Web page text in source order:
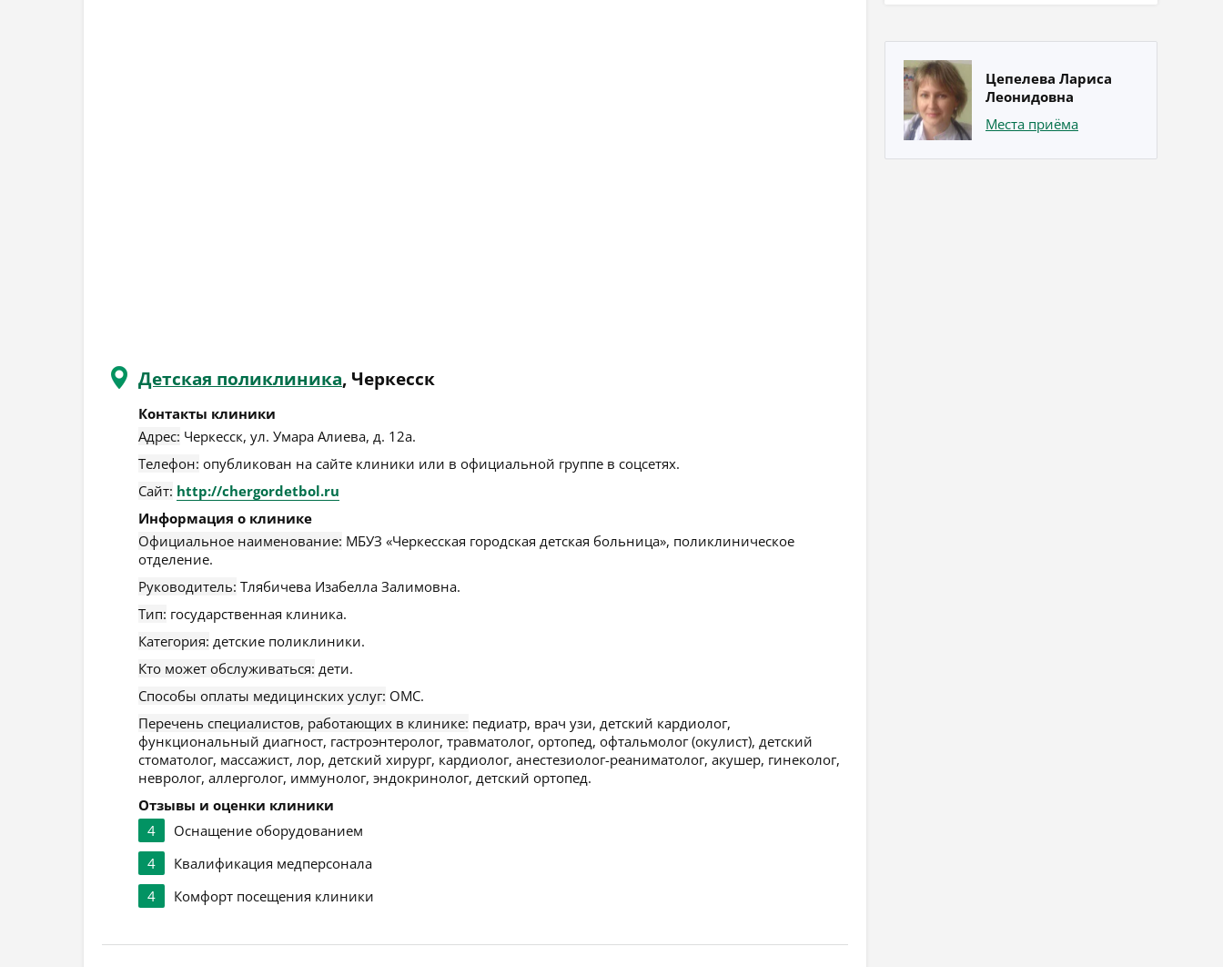
Детская поликлиника, Черкесск
Контакты клиники
Адрес: Черкесск, ул. Умара Алиева, д. 12а.
Телефон: опубликован на сайте клиники или в официальной группе в соцсетях.
Сайт: http://chergordetbol.ru
Информация о клинике
Официальное наименование: МБУЗ «Черкесская городская детская больница», поликлиническое
отделение.
Руководитель: Тлябичева Изабелла Залимовна.
Тип: государственная клиника.
Категория: детские поликлиники.
Кто может обслуживаться: дети.
Способы оплаты медицинских услуг: ОМС.
Перечень специалистов, работающих в клинике: педиатр, врач узи, детский кардиолог,
функциональный диагност, гастроэнтеролог, травматолог, ортопед, офтальмолог (окулист), детский
стоматолог, массажист, лор, детский хирург, кардиолог, анестезиолог-реаниматолог, акушер, гинеколог,
невролог, аллерголог, иммунолог, эндокринолог, детский ортопед.
Отзывы и оценки клиники
4
Оснащение оборудованием
4
Квалификация медперсонала
4
Комфорт посещения клиники
Цепелева Лариса
Леонидовна
Места приёма